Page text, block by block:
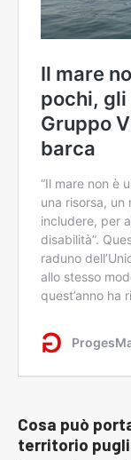
Cosa può
territorio